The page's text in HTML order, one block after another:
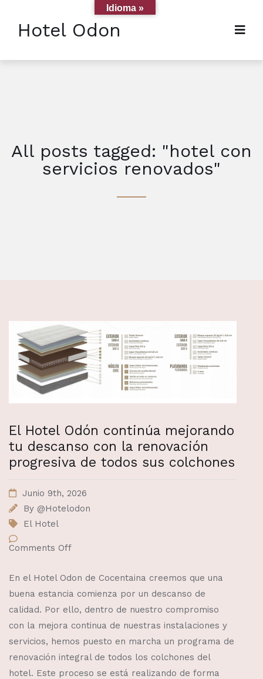
Hotel Odon
All posts tagged: "hotel con
servicios renovados"
El Hotel Odón continúa mejorando
tu descanso con la renovación
progresiva de todos sus colchones
Junio 9th, 2026
By @Hotelodon
El Hotel
Comments Off
En el Hotel Odon de Cocentaina creemos que una
buena estancia comienza por un descanso de
calidad. Por ello, dentro de nuestro compromiso
con la mejora continua de nuestras instalaciones y
servicios, hemos puesto en marcha un programa de
renovación integral de todos los colchones del
hotel. Este proceso se está realizando de forma
Idioma »